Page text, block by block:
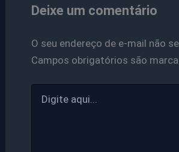
Deixe um comentário
O seu endereço de e-mail não
Campos obrigatórios são
aqui...